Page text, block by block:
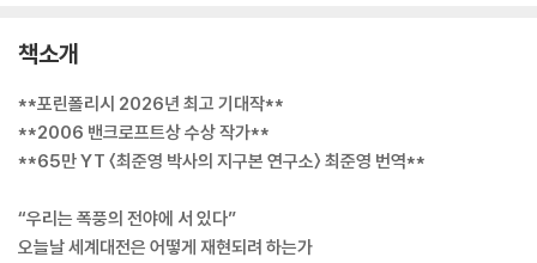
책소개
**포린폴리시 2026년 최고 기대작**
**2006 밴크로프트상 수상 작가**
**65만 YT 〈최준영 박사의 지구본 연구소〉 최준영 번역**
“우리는 폭풍의 전야에 서 있다”
오늘날 세계대전은 어떻게 재현되려 하는가